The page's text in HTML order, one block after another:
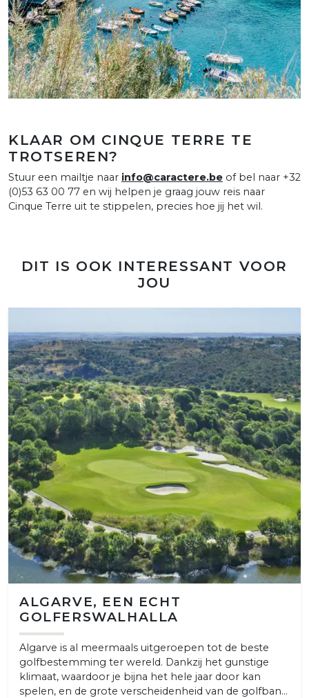
KLAAR OM CINQUE TERRE TE
TROTSEREN?
Stuur een mailtje naar info@caractere.be of bel naar +32
(0)53 63 00 77 en wij helpen je graag jouw reis naar
Cinque Terre uit te stippelen, precies hoe jij het wil.
DIT IS OOK INTERESSANT VOOR
JOU
ALGARVE, EEN ECHT
GOLFERSWALHALLA
Algarve is al meermaals uitgeroepen tot de beste
golfbestemming ter wereld. Dankzij het gunstige
klimaat, waardoor je bijna het hele jaar door kan
spelen, en de grote verscheidenheid van de golfban...